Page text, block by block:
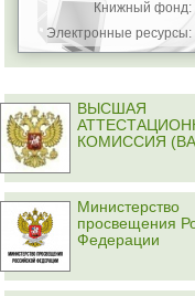
Книжный фонд:
Электронные ресурсы:
ВЫСШАЯ
КОМИССИЯ
Министерство
просвещения
Федерации